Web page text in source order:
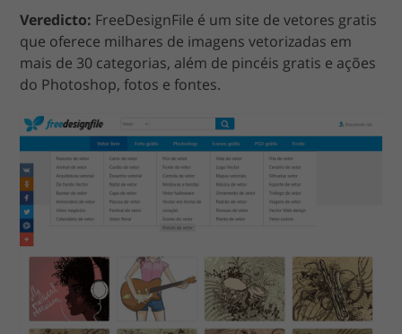
Veredicto: FreeDesignFile é um site de vetores gratis
que oferece milhares de imagens vetorizadas em
mais de 30 categorias, além de pincéis gratis e ações
do Photoshop, fotos e fontes.